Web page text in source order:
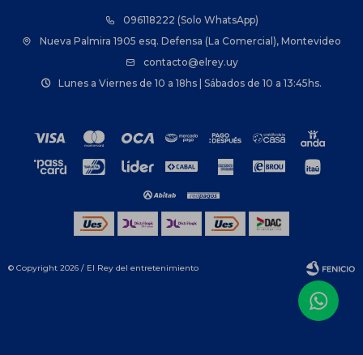
096118222 (Solo WhatsApp)
Nueva Palmira 1905 esq. Defensa (La Comercial), Montevideo
contacto@elrey.uy
Lunes a Viernes de 10 a 18hs | Sábados de 10 a 13:45hs.
© Copyright 2026 / El Rey del entretenimiento